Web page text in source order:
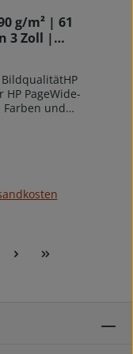
g/m² | 61
3 Zoll |
HP PageWide-
und
zertifizierten
schnell
Sie die
reibungslos